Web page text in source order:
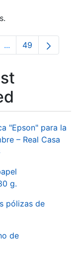
TAB to navigate.
...Intermediate
Page
49
"Epson" para la
– Real Casa
g.
pólizas de
de